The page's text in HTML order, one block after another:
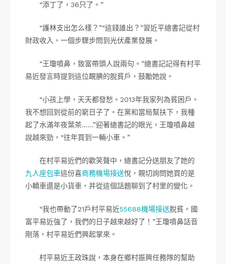
“添丁了，36只了。”
“護林支出怎么樣？”“這錢誰出？”習近平總書記從村
財政收入，一個步驟步問到光伏產業發展。
“王瓊噴鼻，致富帶頭人說兩句。”總書記記得有村平
易近發言時提到這位靦腆的脫貧戶，鼓勵她說。
“小孩上學，天天都發愁。2013年我家列為貧困戶。
我不想回到從前的窮日子了。在黨和當局幫扶下，我種
起了水滿年夜葉茶……”迎著總書記的眼光，王瓊噴鼻越
說越來勁，“往年買到一輛小車。”
在村平易近們的歡笑聲中，總書記分送朋友了她的
九人座包車這份喜商務機場接送悅，親切詢問她買的是
小轎車還是小貨車，并從這個話題聊到了村里的變化。
“我也帶動了21戶村平易近55688機場接送脫貧。國
富平易近強了，我們的日子越來越好了！”王瓊噴鼻話音
剛落，村平易近們興起掌來。
村平易近王政珠說，本身在鄉村振興任務隊的幫助